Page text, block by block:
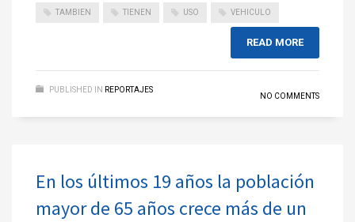
TAMBIEN TIENEN USO VEHICULO
READ MORE
PUBLISHED IN REPORTAJES
NO COMMENTS
En los últimos 19 años la población
mayor de 65 años crece más de un